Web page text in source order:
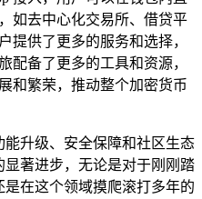
如去中心化交易所、借贷平
提供了更多的服务和选择，
配备了更多的工具和资源，
和繁荣，推动整个加密货币
能升级、安全保障和社区生态
著进步，无论是对于刚刚踏
在这个领域摸爬滚打多年的